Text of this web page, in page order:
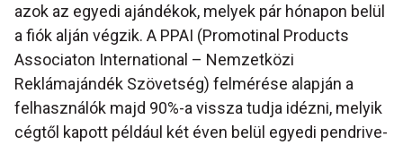
azok az egyedi ajándékok, melyek pár hónapon belül
a fiók alján végzik. A PPAI (Promotinal Products
Associaton International – Nemzetközi
Reklámajándék Szövetség) felmérése alapján a
felhasználók majd 90%-a vissza tudja idézni, melyik
cégtől kapott például két éven belül egyedi pendrive-